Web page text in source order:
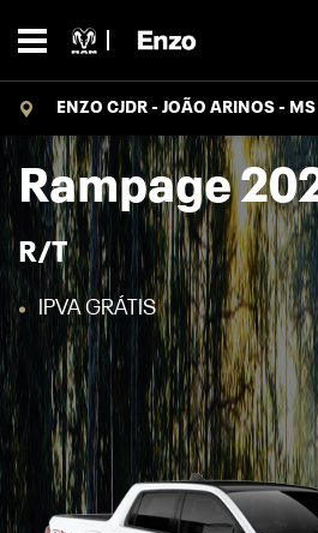
ENZO CJDR - JOÃO ARINOS - MS
Rampage
R/T
IPVA GRÁTIS